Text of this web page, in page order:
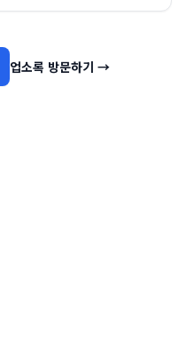
업소록 방문하기 →